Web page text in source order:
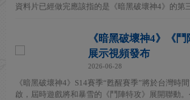
資料片已經做完應該指的是《暗黑破壞神4》的第三
《暗黑破壞神4》《
展示視頻發布
2026-06-28
《暗黑破壞神4》S14賽季“甦醒賽季”將於台灣時
啟，屆時遊戲將和暴雪的《鬥陣特攻》展開聯動